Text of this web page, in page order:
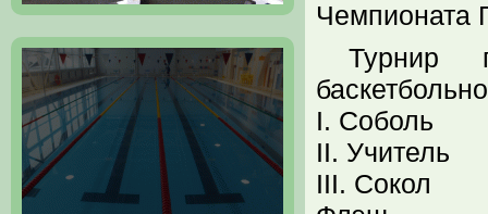
Чемпионата
Турнир
I. Соболь
II. Учитель
III. Сокол